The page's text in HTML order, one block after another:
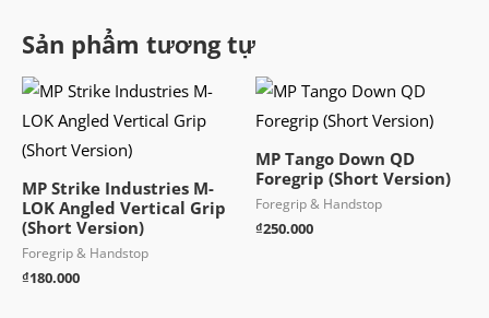
Sản phẩm tương tự
MP Strike Industries M-
LOK Angled Vertical Grip
(Short Version)
Foregrip & Handstop
₫180.000
MP Tango Down QD
Foregrip (Short Version)
Foregrip & Handstop
₫250.000